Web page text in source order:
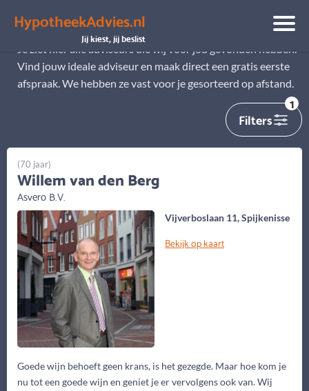
HypotheekAdvies.nl
Jij kiest, jij beslist
Alle adviseurs
Je ziet hier alle adviseurs die wij voor jou gevonden hebben.
Vind jouw ideale adviseur en maak direct een gratis eerste
afspraak. We hebben ze vast voor je gesorteerd op afstand.
Filters
1
Vijverboslaan 11, Spijkenisse
Bekijk op kaart
Goede wijn behoeft geen krans, is het gezegde. Maar hoe kom je
nu tot een goede wijn en geniet je er vervolgens ook van. Wij
(70 jaar)
Willem van den Berg
Asvero B.V.